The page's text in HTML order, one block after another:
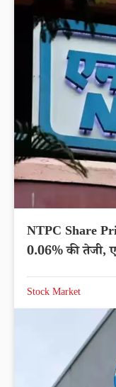
NTPC Share
0.06% की तेजी,
Stock Market